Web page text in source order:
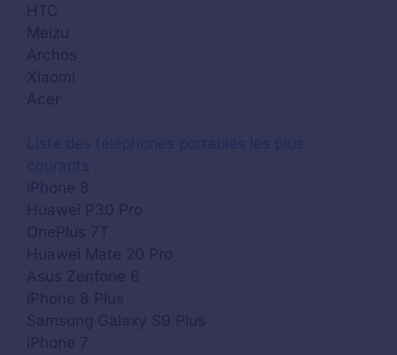
HTC
Meizu
Archos
Xiaomi
Acer
Liste des téléphones portables les plus
courants :
iPhone 8
Huawei P30 Pro
OnePlus 7T
Huawei Mate 20 Pro
Asus Zenfone 6
iPhone 8 Plus
Samsung Galaxy S9 Plus
iPhone 7